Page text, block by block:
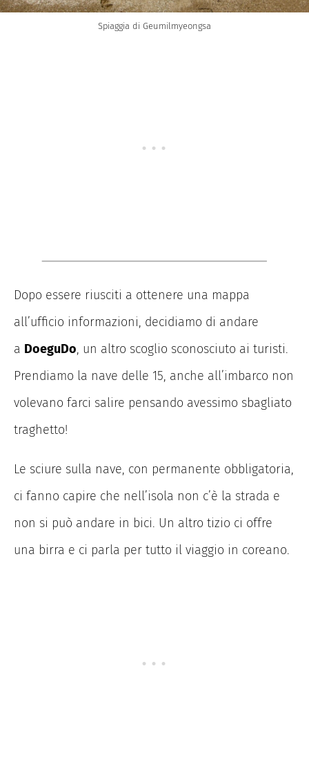
Spiaggia di Geumilmyeongsa
Dopo essere riusciti a ottenere una mappa
all’ufficio informazioni, decidiamo di andare
a DoeguDo, un altro scoglio sconosciuto ai turisti.
Prendiamo la nave delle 15, anche all’imbarco non
volevano farci salire pensando avessimo sbagliato
traghetto!
Le sciure sulla nave, con permanente obbligatoria,
ci fanno capire che nell’isola non c’è la strada e
non si può andare in bici. Un altro tizio ci offre
una birra e ci parla per tutto il viaggio in coreano.